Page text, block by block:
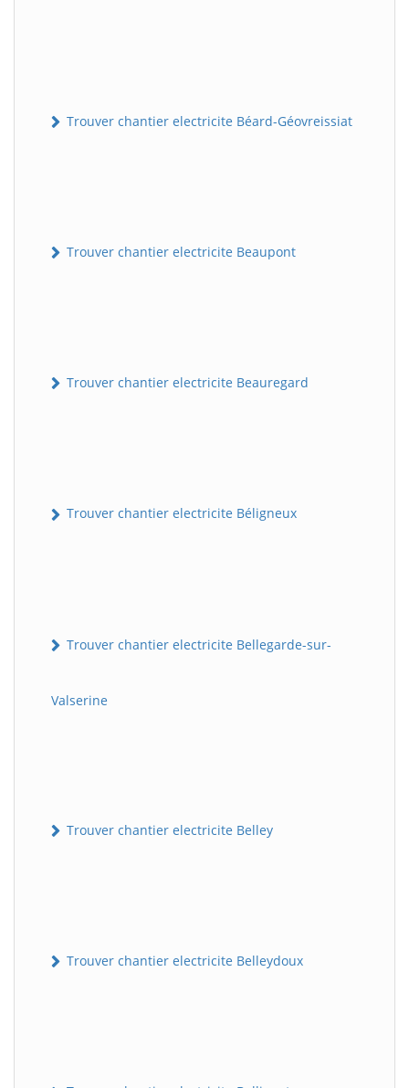
Trouver chantier electricite Béard-Géovreissiat
Trouver chantier electricite Beaupont
Trouver chantier electricite Beauregard
Trouver chantier electricite Béligneux
Trouver chantier electricite Bellegarde-sur-
Valserine
Trouver chantier electricite Belley
Trouver chantier electricite Belleydoux